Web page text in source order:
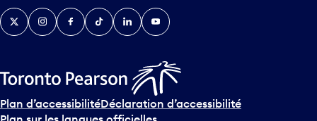
v
e
n
s
u
r
TwitterInstagramFacebook
TikTokLinkedInYouTube
Plan d’accessibilitéDéclaration d’accessibilité